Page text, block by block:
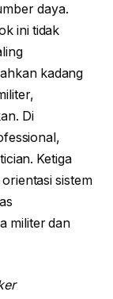
daya.
ini tidak
kadang
Di
Ketiga
sistem
militer dan